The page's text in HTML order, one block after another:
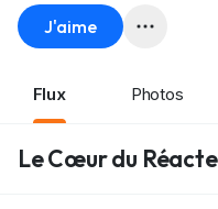
J'aime
Flux Photos
Le Cœur du